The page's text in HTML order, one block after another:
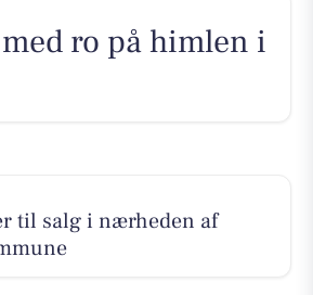
ro på himlen i
til salg i nærheden af